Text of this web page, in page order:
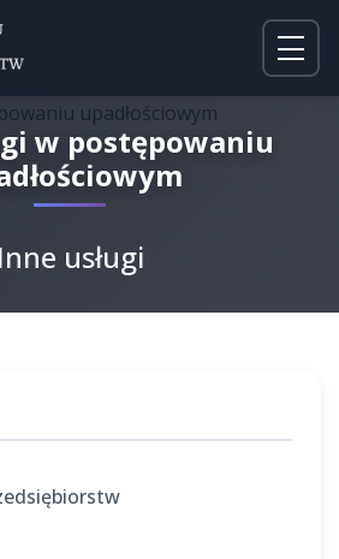
w postępowaniu
Inne usługi